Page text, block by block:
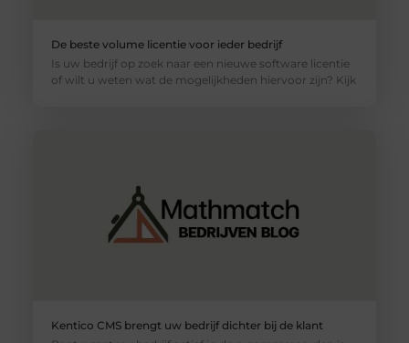
De beste volume licentie voor ieder bedrijf
Is uw bedrijf op zoek naar een nieuwe software licentie
of wilt u weten wat de mogelijkheden hiervoor zijn? Kijk
Kentico CMS brengt uw bedrijf dichter bij de klant